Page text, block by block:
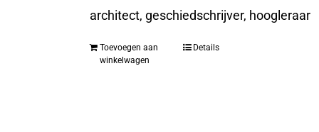
architect, geschiedschrijver, hoogleraar
Toevoegen aan
winkelwagen
Details